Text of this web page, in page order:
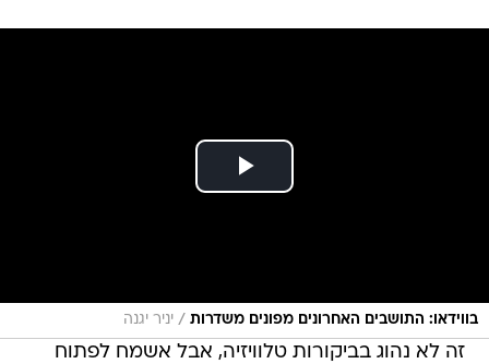
בווידאו: התושבים האחרונים מפונים משדרות / יניר יגנה
זה לא נהוג בביקורות טלוויזיה, אבל אשמח לפתוח